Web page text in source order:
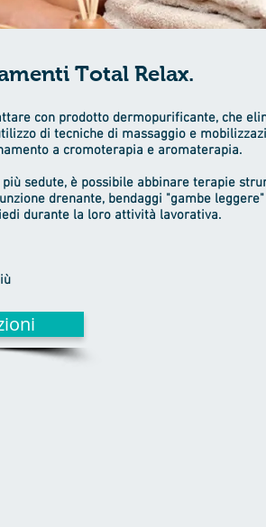
Total Relax.
con prodotto dermopurificante, che
di tecniche di massaggio e
a cromoterapia e aromaterapia.
sedute, è possibile abbinare terapie
drenante, bendaggi "gambe
durante la loro attività lavorativa.